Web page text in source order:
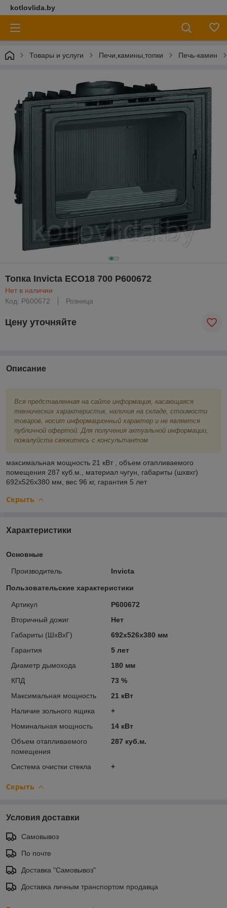
kotlovlida.by
Товары и услуги Печи,камины,топки Печь-камин
Топка Invicta ECO18 700 Р600672
Нет в наличии
Код: Р600672
Розница
Цену уточняйте
Описание
Вся представленная на сайте информация, касающаяся
технических характеристик, наличия на складе, стоимости
товаров, носит информационный характер и не является
публичной офертой. Для получения актуальной информации,
пожалуйста свяжитесь с консультантом
максимальная мощность 21 кВт , объем отапливаемого
помещения 287 куб.м., материал чугун, габариты (шхвхг)
692х526х380 мм, вес 96 кг, гарантия 5 лет
Скрыть
Характеристики
Основные
Производитель Invicta
Пользовательские характеристики
Артикул
Р600672
Вторичный дожиг
Нет
Габариты (ШхВхГ)
692х526х380 мм
Гарантия
5 лет
Диаметр дымохода
180 мм
КПД
73 %
Максимальная мощность
21 кВт
Наличие зольного ящика
+
Номинальная мощность
14 кВт
Объем отапливаемого
помещения
287 куб.м.
Система очистки стекла +
Скрыть
Условия доставки
Самовывоз
По почте
Доставка "Самовывоз"
Доставка личным транспортом продавца